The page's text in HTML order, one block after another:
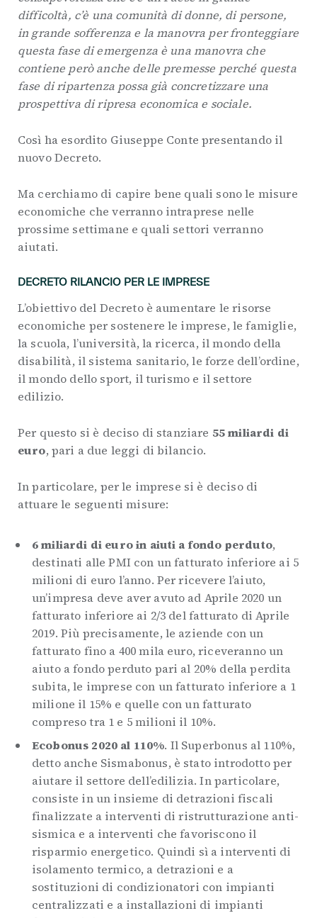
difficoltà, c’è una comunità di donne, di persone,
in grande sofferenza e la manovra per fronteggiare
questa fase di emergenza è una manovra che
contiene però anche delle premesse perché questa
fase di ripartenza possa già concretizzare una
prospettiva di ripresa economica e sociale.
Così ha esordito Giuseppe Conte presentando il
nuovo Decreto.
Ma cerchiamo di capire bene quali sono le misure
economiche che verranno intraprese nelle
prossime settimane e quali settori verranno
aiutati.
DECRETO RILANCIO PER LE IMPRESE
L’obiettivo del Decreto è aumentare le risorse
economiche per sostenere le imprese, le famiglie,
la scuola, l’università, la ricerca, il mondo della
disabilità, il sistema sanitario, le forze dell’ordine,
il mondo dello sport, il turismo e il settore
edilizio.
Per questo si è deciso di stanziare 55 miliardi di
euro, pari a due leggi di bilancio.
In particolare, per le imprese si è deciso di
attuare le seguenti misure:
6 miliardi di euro in aiuti a fondo perduto,
destinati alle PMI con un fatturato inferiore ai 5
milioni di euro l’anno. Per ricevere l’aiuto,
un’impresa deve aver avuto ad Aprile 2020 un
fatturato inferiore ai 2/3 del fatturato di Aprile
2019. Più precisamente, le aziende con un
fatturato fino a 400 mila euro, riceveranno un
aiuto a fondo perduto pari al 20% della perdita
subita, le imprese con un fatturato inferiore a 1
milione il 15% e quelle con un fatturato
compreso tra 1 e 5 milioni il 10%.
Ecobonus 2020 al 110%. Il Superbonus al 110%,
detto anche Sismabonus, è stato introdotto per
aiutare il settore dell’edilizia. In particolare,
consiste in un insieme di detrazioni fiscali
finalizzate a interventi di ristrutturazione anti-
sismica e a interventi che favoriscono il
risparmio energetico. Quindi sì a interventi di
isolamento termico, a detrazioni e a
sostituzioni di condizionatori con impianti
centralizzati e a installazioni di impianti